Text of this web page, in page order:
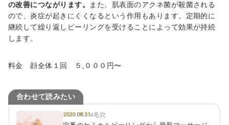
の改善につながります。
また、肌表面のアクネ菌が殺菌される
ので、炎症が起きにくくなるという作用もあります。定期的に
継続して繰り返しピーリングを受けることによって効果が持続
します。
料金 顔全体１回 ５,０００ 円〜
合わせて読みたい
2020.08.31#毛穴